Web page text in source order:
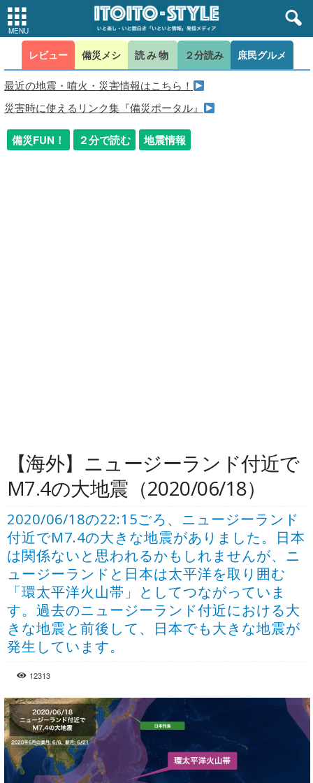
レビュー 備災メシ 読み物 ２分読み 庶民グルメ
最近の地震・噴火・災害情報はこちら！
災害時に使えるリンク集『備災ポータル』
備災FUN！ ２分で読む 地震情報
【海外】ニュージーランド付近で
M7.4の大地震（2020/06/18）
2020/06/18の22:15ごろ、ニュージーランド
付近でM7.4の大きな地震がありました。日本
は関係ないと思われるかもしれませんが、ニ
ュージーランドと日本は太平洋を取り囲む
「環太平洋火山帯」としてつながっていま
す。過去のニュージーランド付近における大
きな地震と前後して、日本でも大きな地震が
発生しています。
12313